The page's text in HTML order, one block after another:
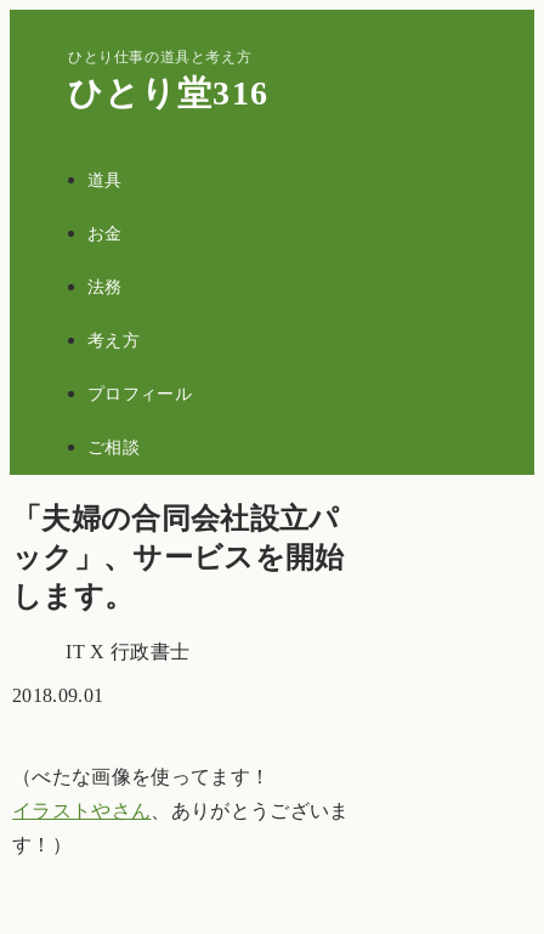
ひとり仕事の道具と考え方
ひとり堂316
道具
お金
法務
考え方
プロフィール
ご相談
「夫婦の合同会社設立パ
ック」、サービスを開始
します。
IT X 行政書士
2018.09.01
（べたな画像を使ってます！
イラストやさん 、ありがとうございま
す！）